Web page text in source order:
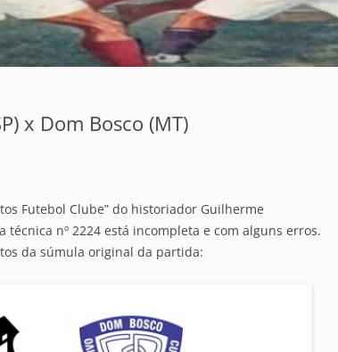
x Dom Bosco (MT)
Futebol Clube” do historiador Guilherme
técnica nº 2224 está incompleta e com alguns erros.
da súmula original da partida: